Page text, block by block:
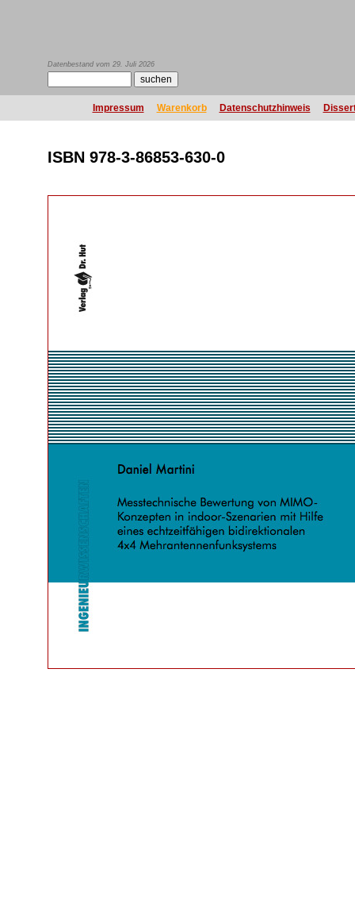
Datenbestand vom 29. Juli 2026
Impressum Warenkorb Datenschutzhinweis
ISBN 978-3-86853-630-0